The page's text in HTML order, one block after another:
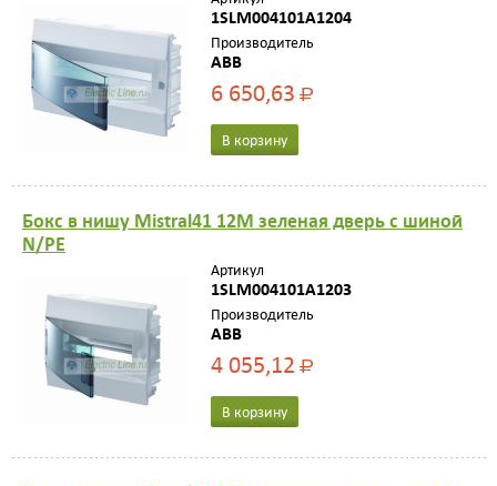
1SLM004101A1204
Производитель
ABB
6 650,63Р
В корзину
Бокс в нишу Mistral41 12М зеленая дверь с шиной
N/PE
Артикул
1SLM004101A1203
Производитель
ABB
4 055,12Р
В корзину